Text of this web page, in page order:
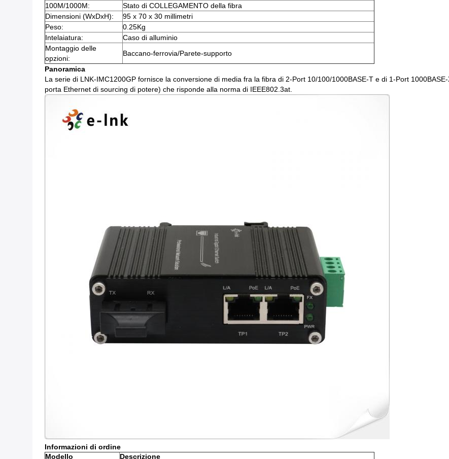
100M/1000M:
Stato di COLLEGAMENTO della fibra
Dimensioni (WxDxH):
95 x 70 x 30 millimetri
Peso:
0.25Kg
Intelaiatura:
Caso di alluminio
Montaggio delle
opzioni:
Baccano-ferrovia/Parete-supporto
Panoramica
La serie di LNK-IMC1200GP fornisce la conversione di media fra la fibra di 2-Port 10/100/1000BASE-T e di 1-Port
porta Ethernet di sourcing di potere) che risponde alla norma di IEEE802.3at.
Informazioni di ordine
Modello
Descrizione